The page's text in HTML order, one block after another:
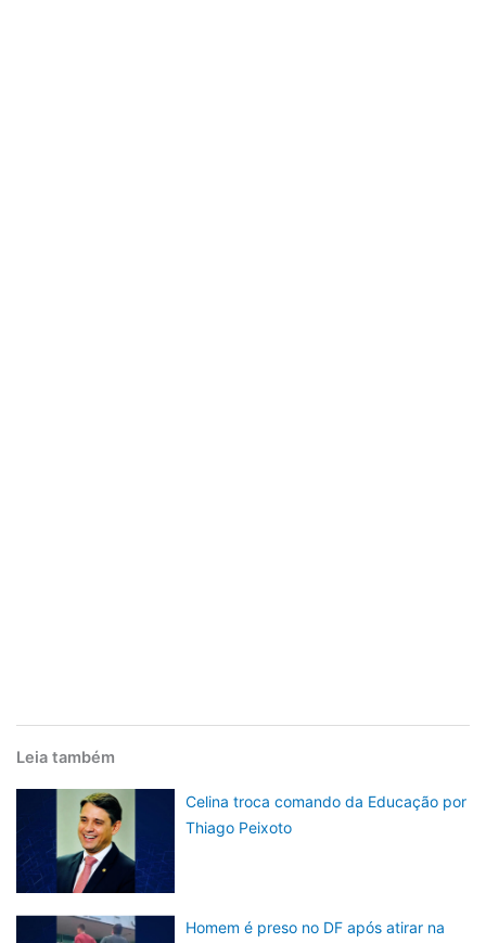
Leia também
Celina troca comando da Educação por
Thiago Peixoto
Homem é preso no DF após atirar na